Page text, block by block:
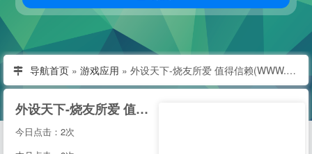
导航首页 » 游戏应用 » 外设天下-烧友所爱 值得信赖(WWW.WSTX.COM)
外设天下-烧友所爱 值得信赖(WWW.WSTX.COM)
今日点击：2次